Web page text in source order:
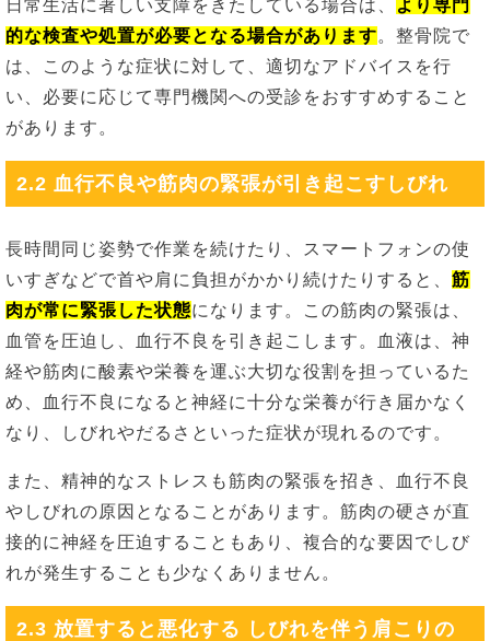
日常生活に著しい支障をきたしている場合は、
より専門
的な検査や処置が必要となる場合があります。整骨院で
は、このような症状に対して、適切なアドバイスを行
い、必要に応じて専門機関への受診をおすすめすること
があります。
2.2 血行不良や筋肉の緊張が引き起こすしびれ
長時間同じ姿勢で作業を続けたり、スマートフォンの使
いすぎなどで首や肩に負担がかかり続けたりすると、 筋
肉が常に緊張した状態になります。この筋肉の緊張は、
血管を圧迫し、血行不良を引き起こします。血液は、神
経や筋肉に酸素や栄養を運ぶ大切な役割を担っているた
め、血行不良になると神経に十分な栄養が行き届かなく
なり、しびれやだるさといった症状が現れるのです。
また、精神的なストレスも筋肉の緊張を招き、血行不良
やしびれの原因となることがあります。筋肉の硬さが直
接的に神経を圧迫することもあり、複合的な要因でしび
れが発生することも少なくありません。
2.3 放置すると悪化する しびれを伴う肩こりの